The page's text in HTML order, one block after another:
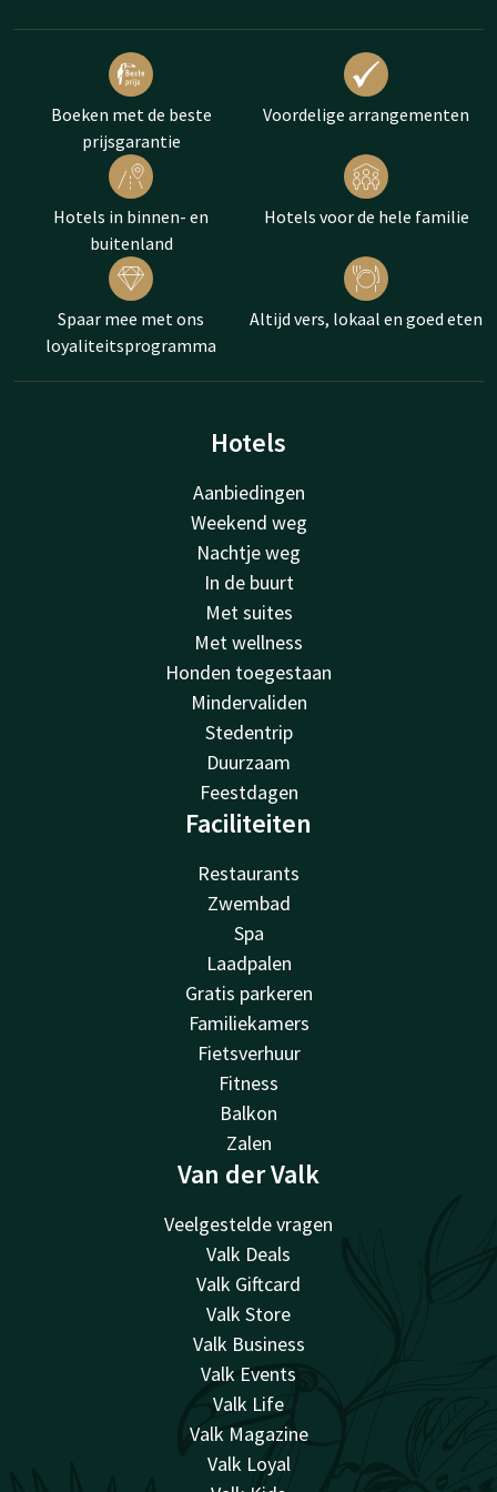
Boeken met de beste
prijsgarantie
Voordelige arrangementen
Hotels in binnen- en
buitenland
Hotels voor de hele familie
Spaar mee met ons
loyaliteitsprogramma
Altijd vers, lokaal en goed eten
Hotels
Aanbiedingen
Weekend weg
Nachtje weg
In de buurt
Met suites
Met wellness
Honden toegestaan
Mindervaliden
Stedentrip
Duurzaam
Feestdagen
Faciliteiten
Restaurants
Zwembad
Spa
Laadpalen
Gratis parkeren
Familiekamers
Fietsverhuur
Fitness
Balkon
Zalen
Van der Valk
Veelgestelde vragen
Valk Deals
Valk Giftcard
Valk Store
Valk Business
Valk Events
Valk Life
Valk Magazine
Valk Loyal